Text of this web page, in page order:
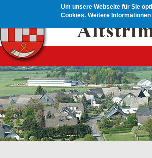
Um unsere Webseite für Sie
Cookies. Weitere